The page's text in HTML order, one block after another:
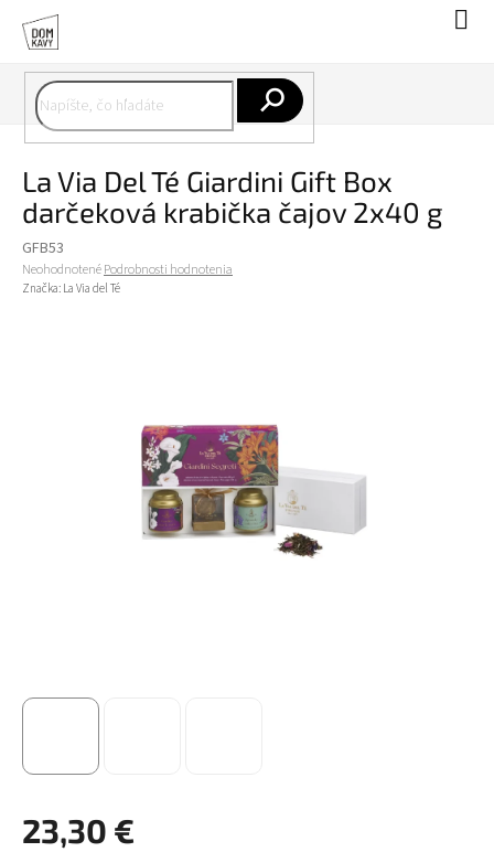
obsah
La Via Del Té Giardini Gift Box
darčeková krabička čajov 2x40 g
GFB53
Priemerné
hodnotenie
NeohodnotenéPodrobnosti hodnotenia
Značka: La Via del Té
23,30 €